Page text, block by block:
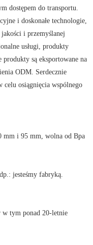
dostępem do transportu.
i doskonałe technologie,
i przemyślanej
usługi, produkty
są eksportowane na
ODM. Serdecznie
celu osiągnięcia wspólnego
jesteśmy fabryką.
w tym ponad 20-letnie